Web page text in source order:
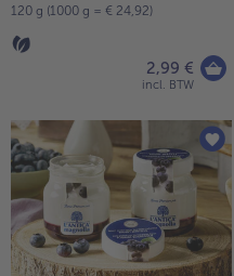
120 g (1000 g = € 24,92)
2,99 €
incl. BTW